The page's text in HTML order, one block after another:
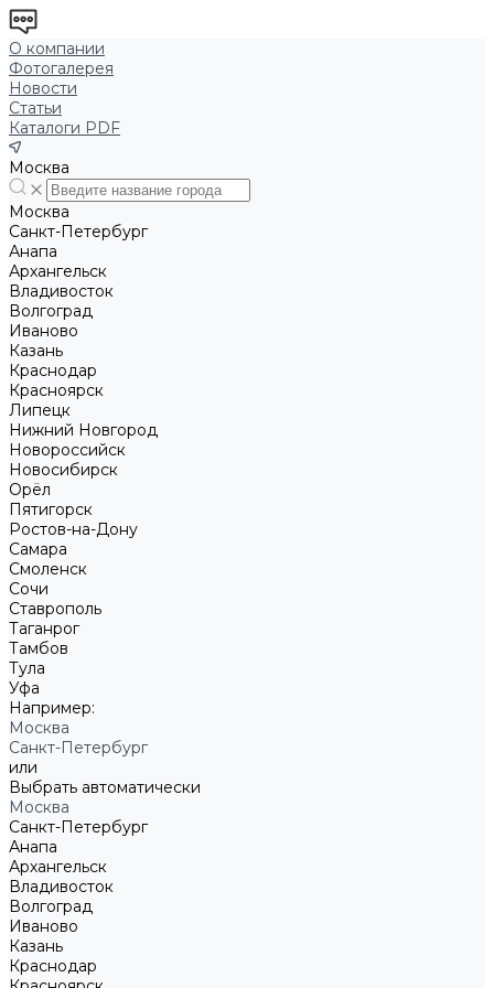
О компании
Фотогалерея
Новости
Статьи
Каталоги PDF
Москва
Москва
Санкт-Петербург
Анапа
Архангельск
Владивосток
Волгоград
Иваново
Казань
Краснодар
Красноярск
Липецк
Нижний Новгород
Новороссийск
Новосибирск
Орёл
Пятигорск
Ростов-на-Дону
Самара
Смоленск
Сочи
Ставрополь
Таганрог
Тамбов
Тула
Уфа
Например:
Москва
Санкт-Петербург
или
Выбрать автоматически
Москва
Санкт-Петербург
Анапа
Архангельск
Владивосток
Волгоград
Иваново
Казань
Краснодар